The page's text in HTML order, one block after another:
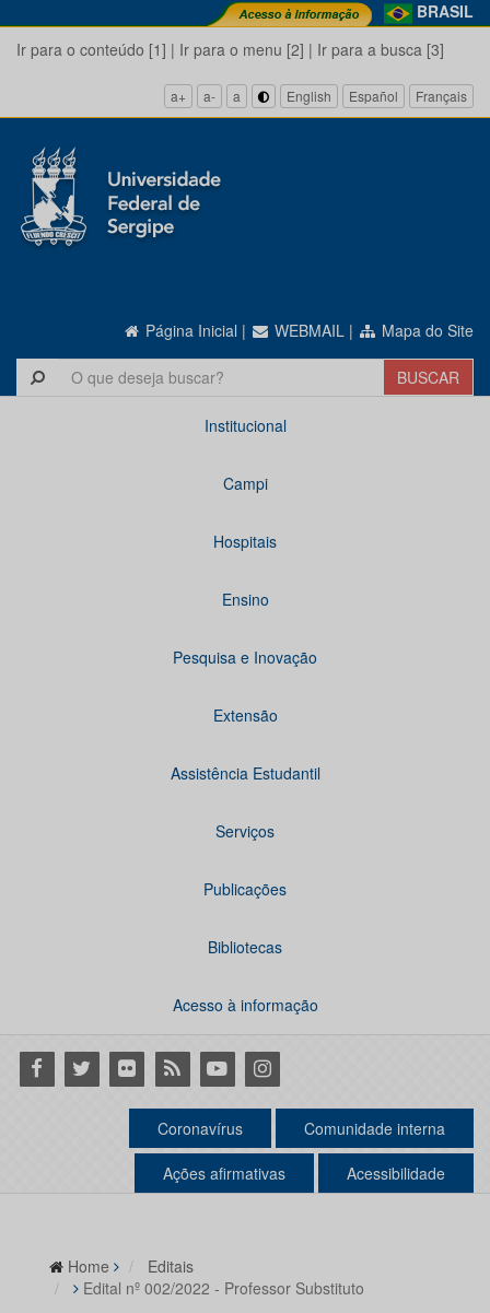
BRASIL
Ir para o conteúdo [1] | Ir para o menu [2] | Ir para a busca [3]
a+ a- a English Español Français
Página Inicial | WEBMAIL | Mapa do Site
Institucional
Campi
Hospitais
Ensino
Pesquisa e Inovação
Extensão
Assistência Estudantil
Serviços
Publicações
Bibliotecas
Acesso à informação
Facebook
Twitter Flickr RSS YoutubeInstagram
Coronavírus Comunidade interna
Ações afirmativas Acessibilidade
Home
Editais
Edital nº 002/2022 - Professor Substituto